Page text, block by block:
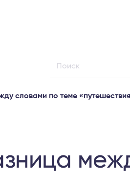
словами по теме